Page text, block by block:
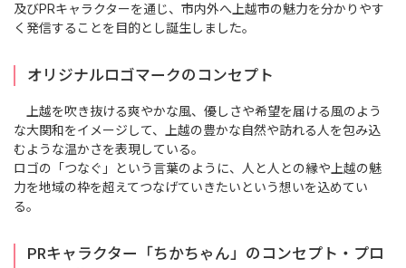
及びPRキャラクターを通じ、市内外へ上越市の魅力を分かりやす
く発信することを目的とし誕生しました。
オリジナルロゴマークのコンセプト
上越を吹き抜ける爽やかな風、優しさや希望を届ける風のよう
な大関和をイメージして、上越の豊かな自然や訪れる人を包み込
むような温かさを表現している。
ロゴの「つなぐ」という言葉のように、人と人との縁や上越の魅
力を地域の枠を超えてつなげていきたいという想いを込めてい
る。
PRキャラクター「ちかちゃん」のコンセプト・プロ